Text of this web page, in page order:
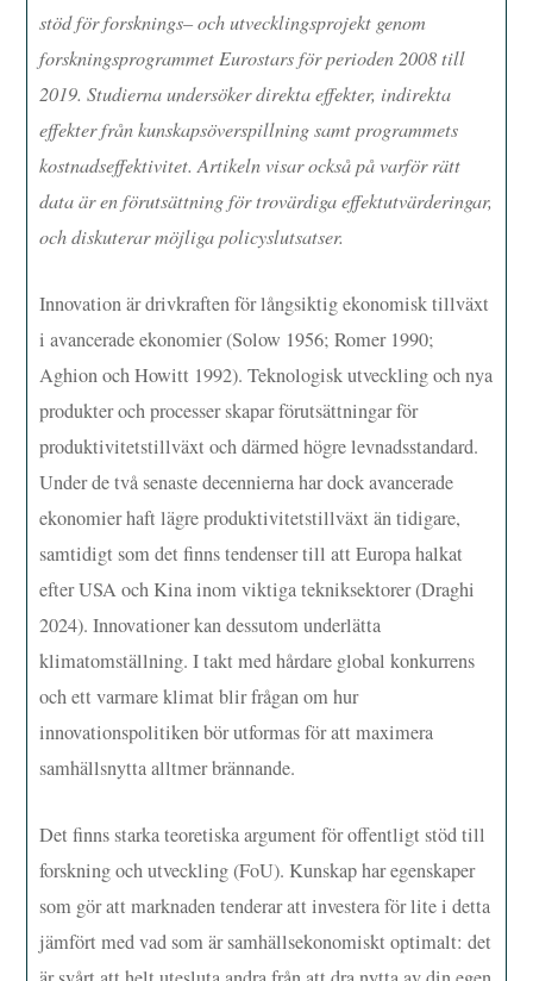
stöd för forsknings– och utvecklingsprojekt genom
forskningsprogrammet Eurostars för perioden 2008 till
2019. Studierna undersöker direkta effekter, indirekta
effekter från kunskapsöverspillningsamt programmets
kostnadseffektivitet. Artikeln visar också påvarförrätt
dataär en förutsättningför trovärdiga effektutvärderingar,
ochdiskuterar möjligapolicyslutsatser.
Innovation är drivkraften för långsiktig ekonomisk tillväxt
i avancerade ekonomier (Solow 1956; Romer 1990;
Aghion och Howitt 1992). Teknologisk utveckling och nya
produkter och processer skapar förutsättningar för
produktivitetstillväxt och därmed högre levnadsstandard.
Under de två senaste decennierna har dock avancerade
ekonomier haft lägre produktivitetstillväxt än tidigare,
samtidigt som det finns tendenser till att Europa halkat
efter USA och Kina inom viktiga tekniksektorer (Draghi
2024). Innovationer kan dessutom underlätta
klimatomställning. I takt med hårdare global konkurrens
och ett varmare klimat blir frågan om hur
innovationspolitiken bör utformas för att maximera
samhällsnytta alltmer brännande.
Det finns starka teoretiska argument för offentligt stöd till
forskning och utveckling (FoU). Kunskap har egenskaper
som gör att marknaden tenderar att investera för lite i detta
jämfört med vad som är samhällsekonomiskt optimalt: det